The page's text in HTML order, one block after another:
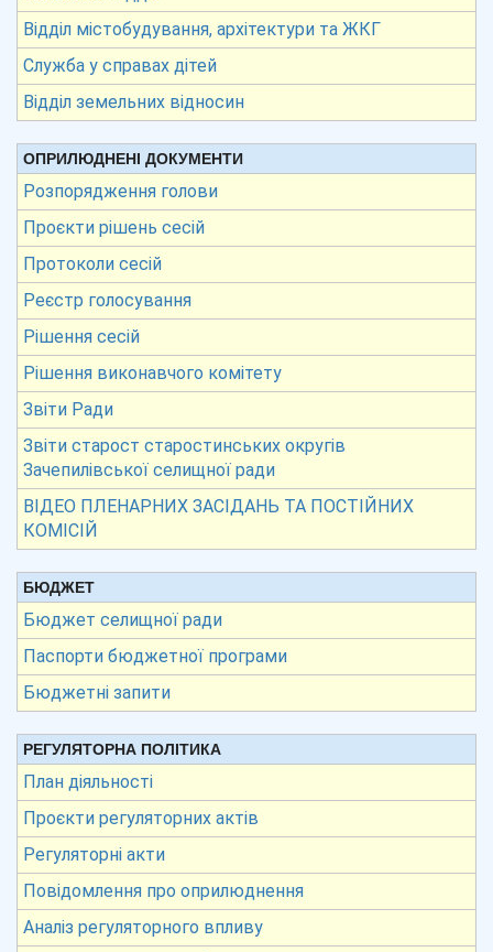
Відділ містобудування, архітектури та ЖКГ
Служба у справах дітей
Відділ земельних відносин
ОПРИЛЮДНЕНІ ДОКУМЕНТИ
Розпорядження голови
Проєкти рішень сесій
Протоколи сесій
Реєстр голосування
Рішення сесій
Рішення виконавчого комітету
Звіти Ради
Звіти старост старостинських округів
Зачепилівської селищної ради
ВІДЕО ПЛЕНАРНИХ ЗАСІДАНЬ ТА ПОСТІЙНИХ
КОМІСІЙ
БЮДЖЕТ
Бюджет селищної ради
Паспорти бюджетної програми
Бюджетні запити
РЕГУЛЯТОРНА ПОЛІТИКА
План діяльності
Проєкти регуляторних актів
Регуляторні акти
Повідомлення про оприлюднення
Аналіз регуляторного впливу